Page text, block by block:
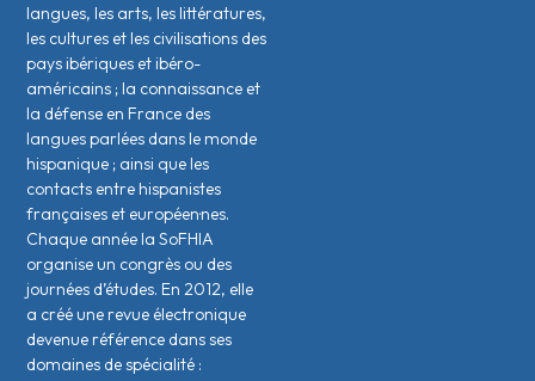
langues, les arts, les littératures,
les cultures et les civilisations des
pays ibériques et ibéro-
américains ; la connaissance et
la défense en France des
langues parlées dans le monde
hispanique ; ainsi que les
contacts entre hispanistes
français·es et européen·nes.
Chaque année la SoFHIA
organise un congrès ou des
journées d’études. En 2012, elle
a créé une revue électronique
devenue référence dans ses
domaines de spécialité :